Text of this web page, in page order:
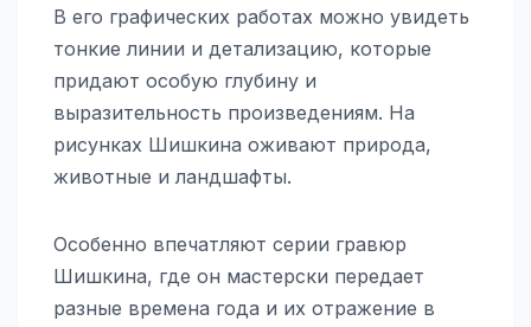
В его графических работах можно увидеть
тонкие линии и детализацию, которые
придают особую глубину и
выразительность произведениям. На
рисунках Шишкина оживают природа,
животные и ландшафты.
Особенно впечатляют серии гравюр
Шишкина, где он мастерски передает
разные времена года и их отражение в